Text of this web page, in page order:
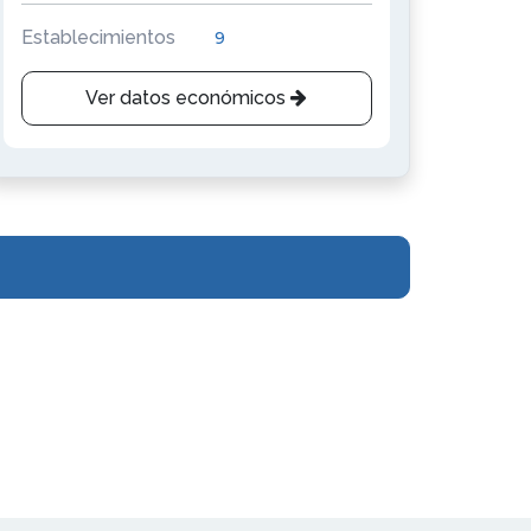
Establecimientos 9
Ver datos económicos